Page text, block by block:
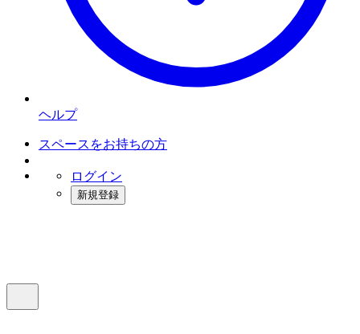
ヘルプ
スペースをお持ちの方
ログイン
新規登録